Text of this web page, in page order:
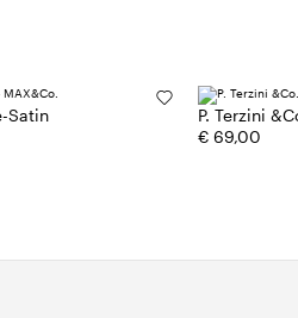
Satin
P. Terzini
€ 69,00